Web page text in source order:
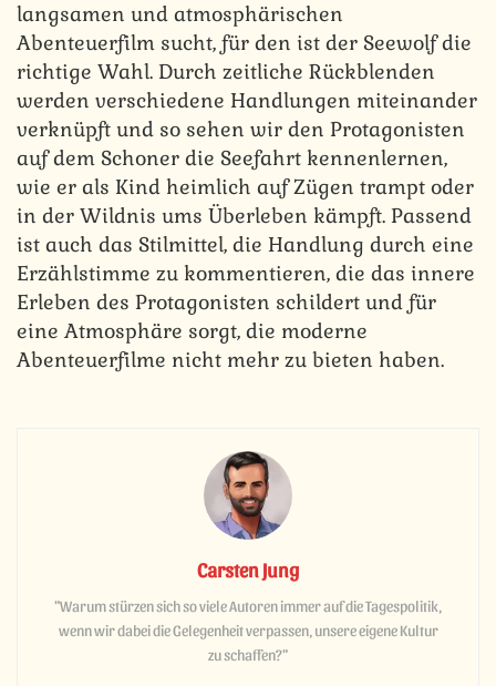
langsamen und atmosphärischen
Abenteuerfilm sucht, für den ist der Seewolf die
richtige Wahl. Durch zeitliche Rückblenden
werden verschiedene Handlungen miteinander
verknüpft und so sehen wir den Protagonisten
auf dem Schoner die Seefahrt kennenlernen,
wie er als Kind heimlich auf Zügen trampt oder
in der Wildnis ums Überleben kämpft. Passend
ist auch das Stilmittel, die Handlung durch eine
Erzählstimme zu kommentieren, die das innere
Erleben des Protagonisten schildert und für
eine Atmosphäre sorgt, die moderne
Abenteuerfilme nicht mehr zu bieten haben.
Carsten Jung
"Warum stürzen sich so viele Autoren immer auf die Tagespolitik,
wenn wir dabei die Gelegenheit verpassen, unsere eigene Kultur
zu schaffen?"